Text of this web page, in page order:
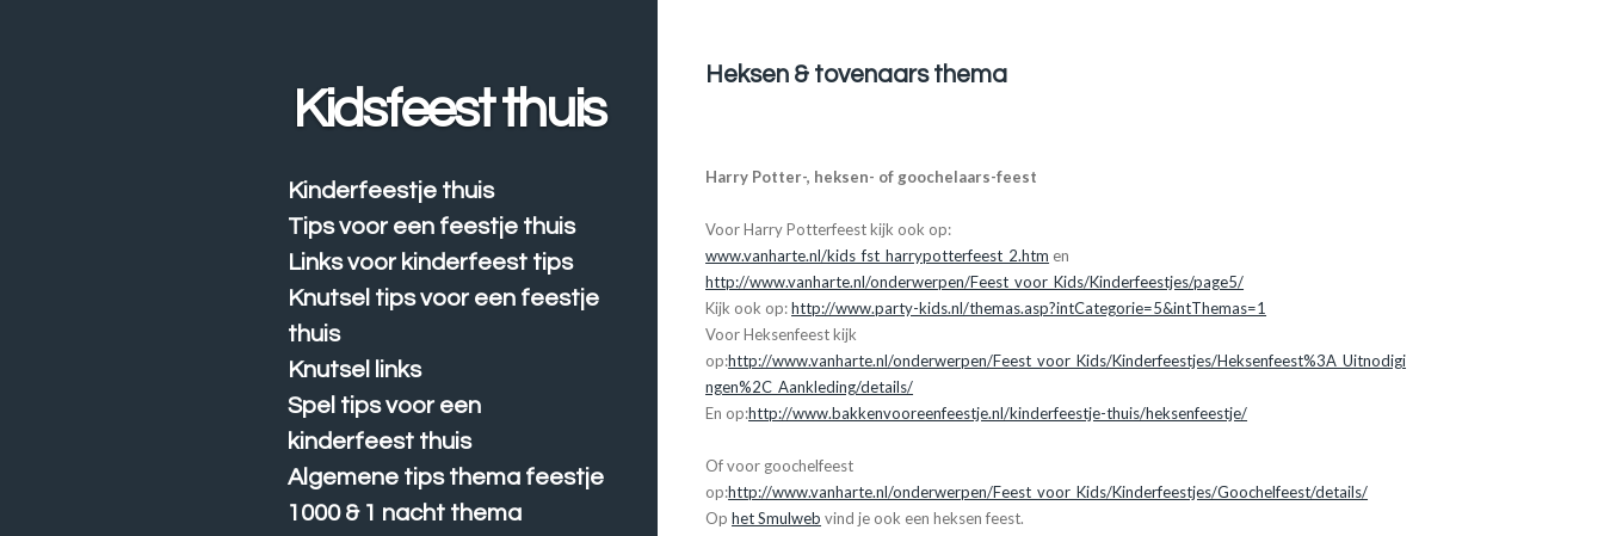
Heksen & tovenaars thema
Harry Potter-, heksen- of goochelaars-feest
Voor Harry Potterfeest kijk ook op:
www.vanharte.nl/kids_fst_harrypotterfeest_2.htm en
http://www.vanharte.nl/onderwerpen/Feest_voor_Kids/Kinderfeestjes/page5/
Kijk ook op:http://www.party-kids.nl/themas.asp?intCategorie=5&intThemas=1
Voor Heksenfeest kijk
op:http://www.vanharte.nl/onderwerpen/Feest_voor_Kids/Kinderfeestjes/Heksenfeest%3A_Uitnodigi
ngen%2C_Aankleding/details/
En op:http://www.bakkenvooreenfeestje.nl/kinderfeestje-thuis/heksenfeestje/
Of voor goochelfeest
op:http://www.vanharte.nl/onderwerpen/Feest_voor_Kids/Kinderfeestjes/Goochelfeest/details/
Ophet Smulweb vind je ook een heksen feest.
Kidsfeest thuis
Kinderfeestje thuis
Tips voor een feestje thuis
Links voor kinderfeest tips
Knutsel tips voor een feestje
thuis
Knutsel links
Spel tips voor een
kinderfeest thuis
Algemene tips thema feestje
1000 & 1 nacht thema